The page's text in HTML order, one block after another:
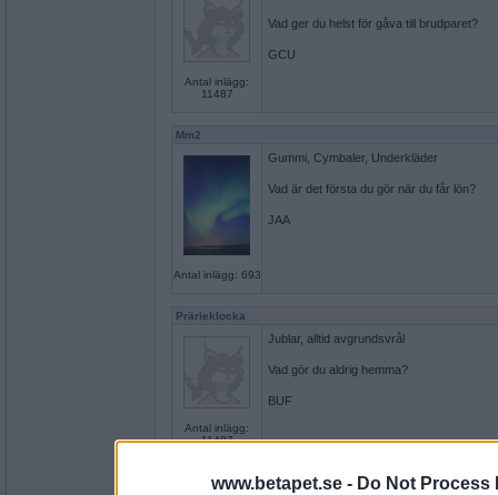
www.betapet.se - Do Not Process
Antal inlägg:
11487
Vad ger du helst för gåva till brudparet?
GCU
Mm2
Antal inlägg: 693
Gummi, Cymbaler, Underkläder
Vad är det första du gör när du får lön?
JAA
Prärieklocka
Antal inlägg:
11487
Jublar, alltid avgrundsvrål
Vad gör du aldrig hemma?
BUF
goodie2